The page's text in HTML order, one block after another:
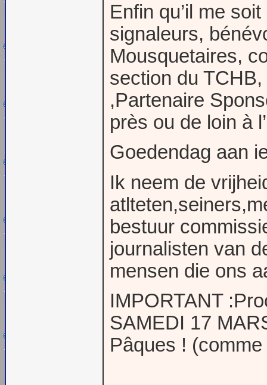
Enfin qu’il me
signaleurs,
Mousquetaires,
section du
,Partenaire
près ou de loin à
Goedendag aan
Ik neem de
bestuur
journalisten van
mensen die ons
IMPORTANT
SAMEDI 17
Pâques !